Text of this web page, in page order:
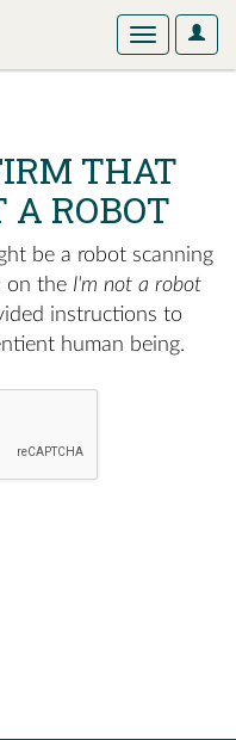
User
Toggle
THAT
A ROBOT
be a robot scanning
on the I'm not a robot
instructions to
human being.